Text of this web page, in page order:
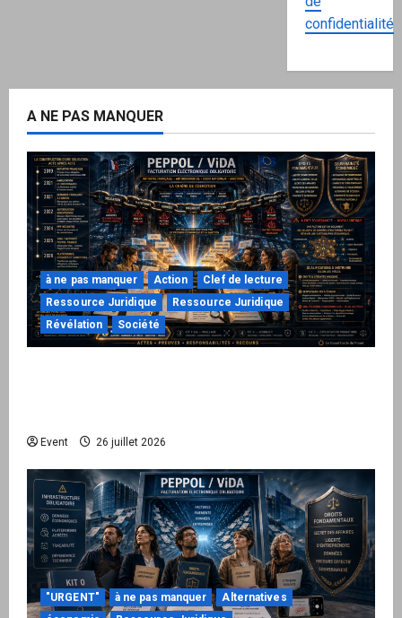
confidentialité
A NE PAS MANQUER
à ne pas manquer Action
Clef de lecture
Ressource Juridique
Ressource Juridique
Révélation
Société
Event 26 juillet 2026
"URGENT" à ne pas manquer
Alternatives